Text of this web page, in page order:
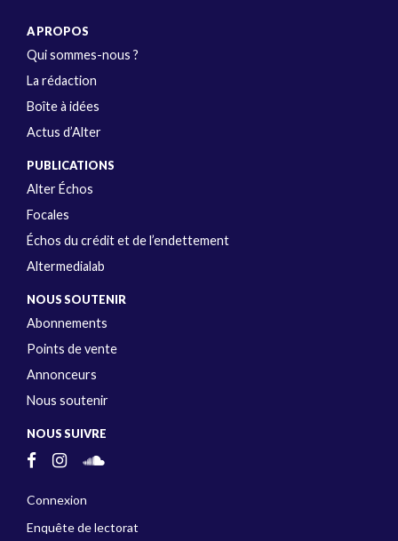
A PROPOS
Qui sommes-nous ?
La rédaction
Boîte à idées
Actus d’Alter
PUBLICATIONS
Alter Échos
Focales
Échos du crédit et de l’endettement
Altermedialab
NOUS SOUTENIR
Abonnements
Points de vente
Annonceurs
Nous soutenir
NOUS SUIVRE
Connexion
Enquête de lectorat